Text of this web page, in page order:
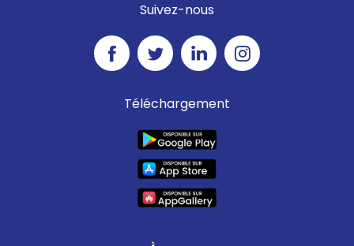
Suivez-nous
Téléchargement